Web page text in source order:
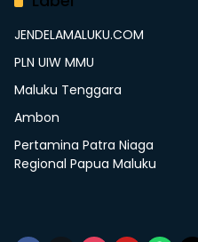
JENDELAMALUKU.COM
PLN UIW MMU
Maluku Tenggara
Ambon
Pertamina Patra Niaga
Regional Papua Maluku